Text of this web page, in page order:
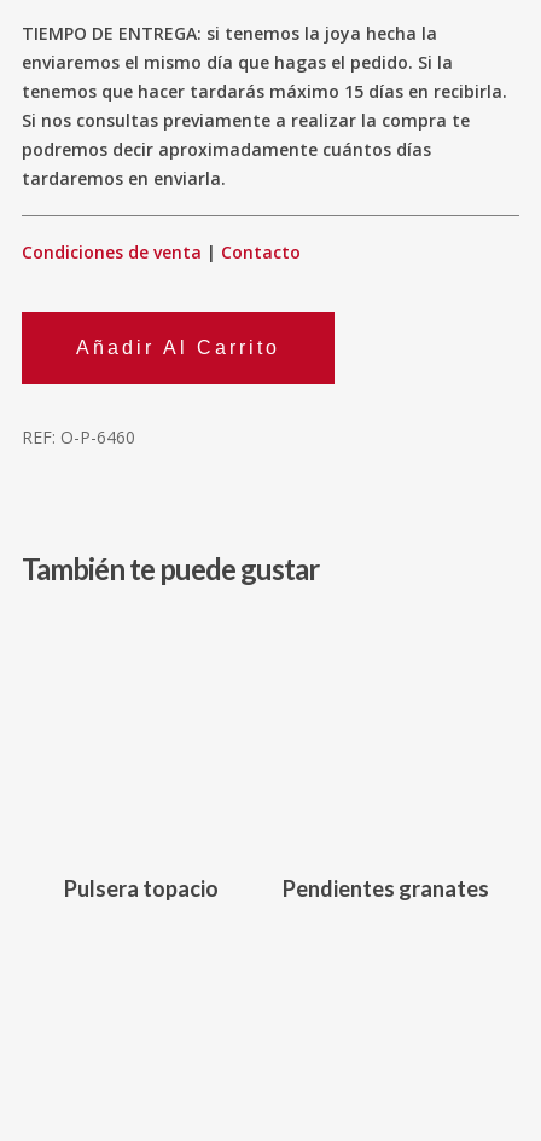
TIEMPO DE ENTREGA: si tenemos la joya hecha la
enviaremos el mismo día que hagas el pedido. Si la
tenemos que hacer tardarás máximo 15 días en recibirla.
Si nos consultas previamente a realizar la compra te
podremos decir aproximadamente cuántos días
tardaremos en enviarla.
Condiciones de venta | Contacto
Añadir Al Carrito
REF: O-P-6460
También te puede gustar
Pulsera topacio Pendientes granates